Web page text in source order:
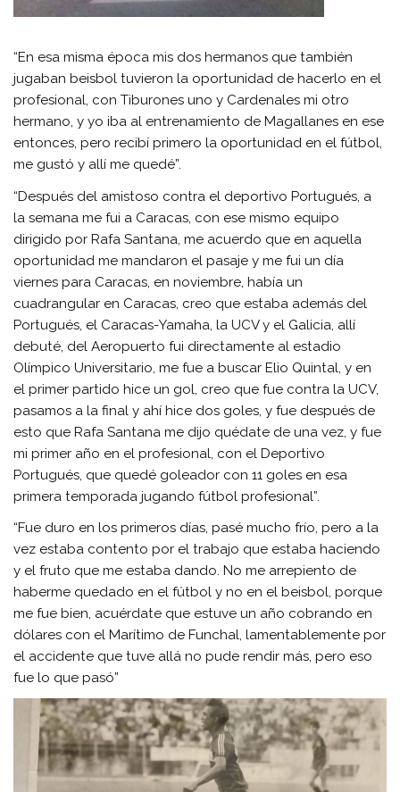
“En esa misma época mis dos hermanos que también
jugaban beisbol tuvieron la oportunidad de hacerlo en el
profesional, con Tiburones uno y Cardenales mi otro
hermano, y yo iba al entrenamiento de Magallanes en ese
entonces, pero recibí primero la oportunidad en el fútbol,
me gustó y allí me quedé”.
“Después del amistoso contra el deportivo Portugués, a
la semana me fui a Caracas, con ese mismo equipo
dirigido por Rafa Santana, me acuerdo que en aquella
oportunidad me mandaron el pasaje y me fui un día
viernes para Caracas, en noviembre, había un
cuadrangular en Caracas, creo que estaba además del
Portugués, el Caracas-Yamaha, la UCV y el Galicia, allí
debuté, del Aeropuerto fui directamente al estadio
Olímpico Universitario, me fue a buscar Elio Quintal, y en
el primer partido hice un gol, creo que fue contra la UCV,
pasamos a la final y ahí hice dos goles, y fue después de
esto que Rafa Santana me dijo quédate de una vez, y fue
mi primer año en el profesional, con el Deportivo
Portugués, que quedé goleador con 11 goles en esa
primera temporada jugando fútbol profesional”.
“Fue duro en los primeros días, pasé mucho frío, pero a la
vez estaba contento por el trabajo que estaba haciendo
y el fruto que me estaba dando. No me arrepiento de
haberme quedado en el fútbol y no en el beisbol, porque
me fue bien, acuérdate que estuve un año cobrando en
dólares con el Marítimo de Funchal, lamentablemente por
el accidente que tuve allá no pude rendir más, pero eso
fue lo que pasó”